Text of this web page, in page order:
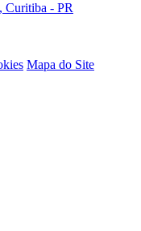
Curitiba - PR
Mapa do Site